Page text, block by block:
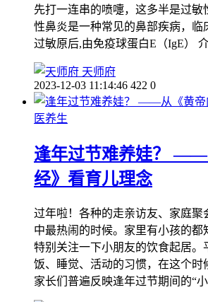
先打一连串的喷嚏，这多半是过敏
性鼻炎是一种常见的鼻部疾病，临
过敏原后,由免疫球蛋白E（IgE）
天师府
2023-12-03 11:14:46 422 0
医养生
逢年过节难养娃？ ——
经》看育儿理念
过年啦！各种的走亲访友、家庭聚
中最热闹的时候。家里有小孩的都
特别关注一下小朋友的饮食起居。
饭、睡觉、活动的习惯，在这个时
家长们普遍反映逢年过节期间的“